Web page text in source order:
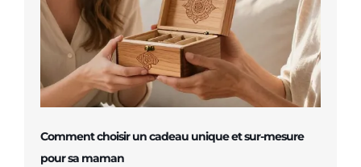
Comment choisir un cadeau unique et sur-mesure
pour sa maman